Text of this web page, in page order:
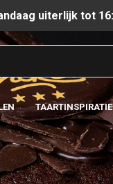
uiterlijk tot
TAARTINSPIRATIE